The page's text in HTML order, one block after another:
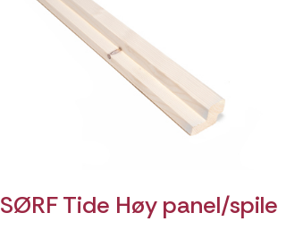
SØRF Tide Høy panel/spile